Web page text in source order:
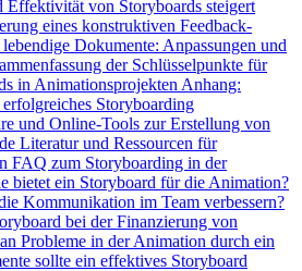
Effektivität von Storyboards steigert
eines konstruktiven Feedback-
Dokumente: Anpassungen und
der Schlüsselpunkte für
in Animationsprojekten Anhang:
Storyboarding
und Online-Tools zur Erstellung von
Literatur und Ressourcen für
FAQ zum Storyboarding in der
bietet ein Storyboard für die Animation?
Kommunikation im Team verbessern?
bei der Finanzierung von
Probleme in der Animation durch ein
sollte ein effektives Storyboard